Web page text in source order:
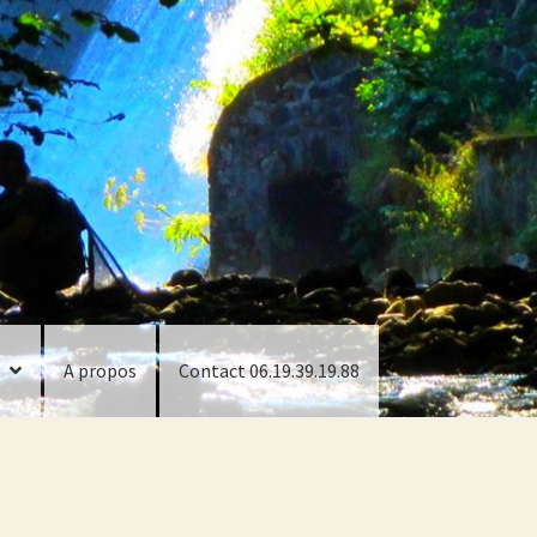
A propos Contact 06.19.39.19.88